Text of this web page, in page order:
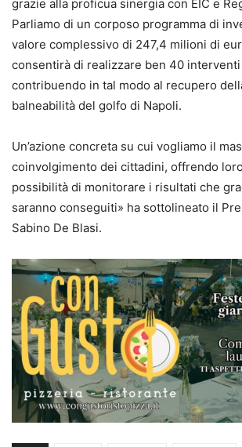
grazie alla proficua sinergia con EIC e
Parliamo di un corposo programma di
valore complessivo di 247,4 milioni di
consentirà di realizzare ben 40
contribuendo in tal modo al recupero
balneabilità del golfo di Napoli.
Un’azione concreta su cui vogliamo il
coinvolgimento dei cittadini, offrendo
possibilità di monitorare i risultati che
saranno conseguiti» ha sottolineato il
Sabino De Blasi.